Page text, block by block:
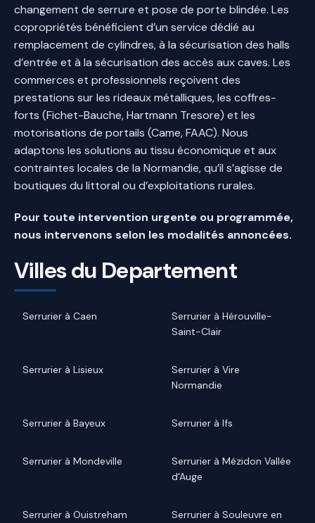
changement de serrure et pose de porte blindée. Les
copropriétés bénéficient d’un service dédié au
remplacement de cylindres, à la sécurisation des halls
d’entrée et à la sécurisation des accès aux caves. Les
commerces et professionnels reçoivent des
prestations sur les rideaux métalliques, les coffres-
forts (Fichet-Bauche, Hartmann Tresore) et les
motorisations de portails (Came, FAAC). Nous
adaptons les solutions au tissu économique et aux
contraintes locales de la Normandie, qu’il s’agisse de
boutiques du littoral ou d’exploitations rurales.
Pour toute intervention urgente ou programmée,
nous intervenons selon les modalités annoncées.
Villes du Departement
Serrurier à Caen
Serrurier à Hérouville-
Saint-Clair
Serrurier à Lisieux
Serrurier à Vire
Normandie
Serrurier à Bayeux Serrurier à Ifs
Serrurier à Mondeville
Serrurier à Mézidon Vallée
d'Auge
Serrurier à Ouistreham
Serrurier à Souleuvre en